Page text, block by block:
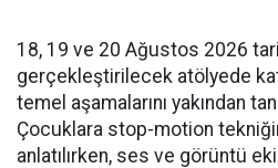
18, 19 ve 20 Ağustos 2026
gerçekleştirilecek atölyede
temel aşamalarını yakından
Çocuklara stop-motion
anlatılırken, ses ve görüntü